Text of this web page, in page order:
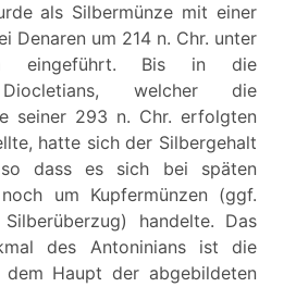
als Silbermünze mit einer
Denaren um 214 n. Chr. unter
eingeführt. Bis in die
Diocletians, welcher die
seiner 293 n. Chr. erfolgten
hatte sich der Silbergehalt
dass es sich bei späten
um Kupfermünzen (ggf.
handelte. Das
des Antoninians ist die
dem Haupt der abgebildeten